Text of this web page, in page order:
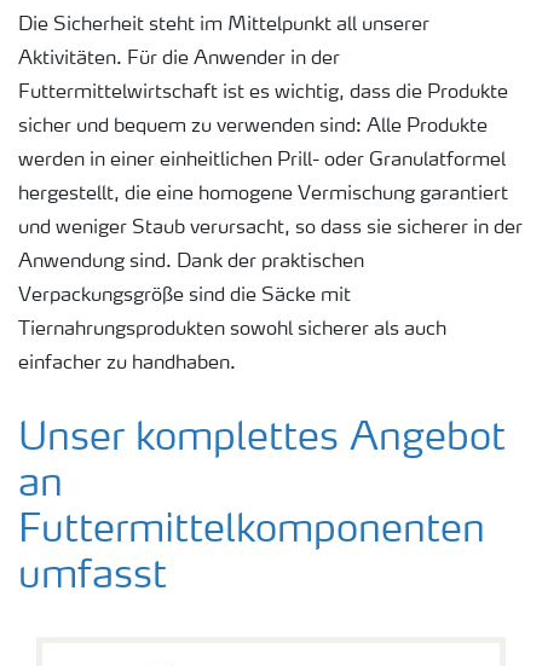
Die Sicherheit steht im Mittelpunkt all unserer
Aktivitäten. Für die Anwender in der
Futtermittelwirtschaft ist es wichtig, dass die Produkte
sicher und bequem zu verwenden sind: Alle Produkte
werden in einer einheitlichen Prill- oder Granulatformel
hergestellt, die eine homogene Vermischung garantiert
und weniger Staub verursacht, so dass sie sicherer in der
Anwendung sind. Dank der praktischen
Verpackungsgröße sind die Säcke mit
Tiernahrungsprodukten sowohl sicherer als auch
einfacher zu handhaben.
Unser komplettes Angebot
an
Futtermittelkomponenten
umfasst